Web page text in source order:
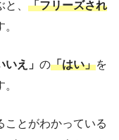
、 「フリーズされ
え」 の「はい」を
ことがわかっている